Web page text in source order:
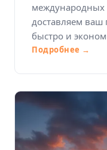
международных
доставляем ваш
быстро и
Подробнее →